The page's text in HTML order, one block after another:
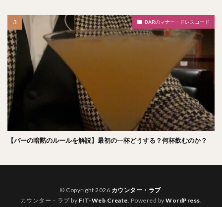
BARのマナー・ドレスコード
【バーの暗黙のルールを解説】最初の一杯どうする？何杯飲むのか？
© Copyright 2026 カウンター・ラブ.
カウンター・ラブ by FIT-Web Create. Powered byWordPress.